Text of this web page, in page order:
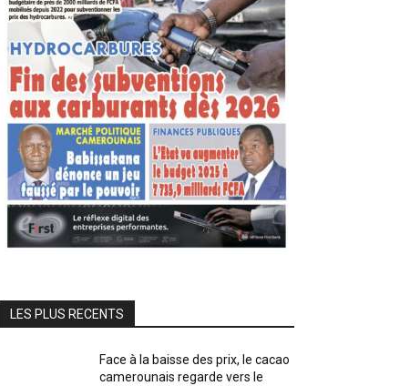
LES PLUS RECENTS
Face à la baisse des prix, le cacao
camerounais regarde vers le